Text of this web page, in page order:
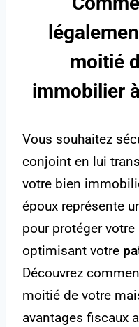
moitié
immobilier
Vous souhaitez
conjoint en lui
votre bien
époux représente
pour protéger
optimisant votre
Découvrez
moitié de votre
avantages fiscaux